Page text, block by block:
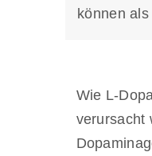
können
Wie L-
verursacht